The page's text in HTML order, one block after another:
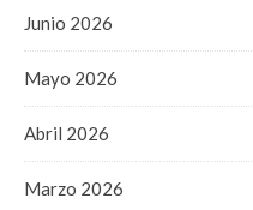
Junio 2026
Mayo 2026
Abril 2026
Marzo 2026